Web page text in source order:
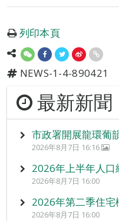
列印本頁
NEWS-1-4-890421
最新新聞
市政署開展龍環葡
2026年8月7日 16:16
2026年上半年人口
2026年8月7日 16:00
2026年第二季住宅
2026年8月7日 16:00